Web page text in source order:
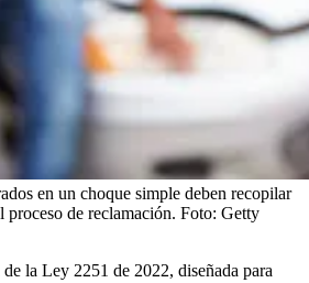
en un choque simple deben recopilar
proceso de reclamación. Foto: Getty
la Ley 2251 de 2022, diseñada para